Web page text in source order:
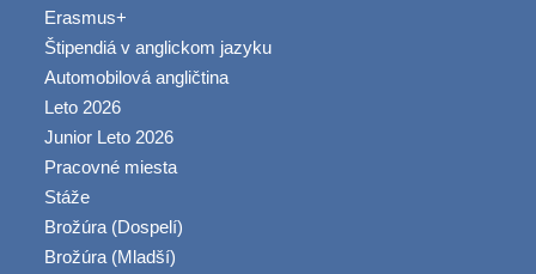
Erasmus+
Štipendiá v anglickom jazyku
Automobilová angličtina
Leto 2026
Junior Leto 2026
Pracovné miesta
Stáže
Brožúra (Dospelí)
Brožúra (Mladší)